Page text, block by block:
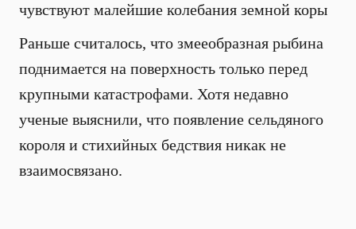
чувствуют малейшие колебания земной коры
Раньше считалось, что змееобразная рыбина
поднимается на поверхность только перед
крупными катастрофами. Хотя недавно
ученые выяснили, что появление сельдяного
короля и стихийных бедствия никак не
взаимосвязано.